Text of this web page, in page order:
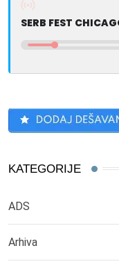
SERB FEST
KATEGORIJE
ADS
Arhiva